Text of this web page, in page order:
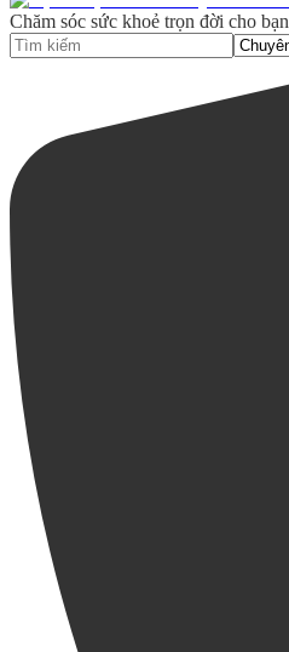
Chăm sóc sức khoẻ trọn đời cho bạn